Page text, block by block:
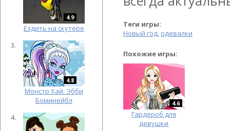
4.9
Ездить на скутере
4.8
Монстр Хай: Эбби
Боминейбл
Теги игры:
Новый год, одевалки
Похожие игры:
4.6
Гардероб для
девушки